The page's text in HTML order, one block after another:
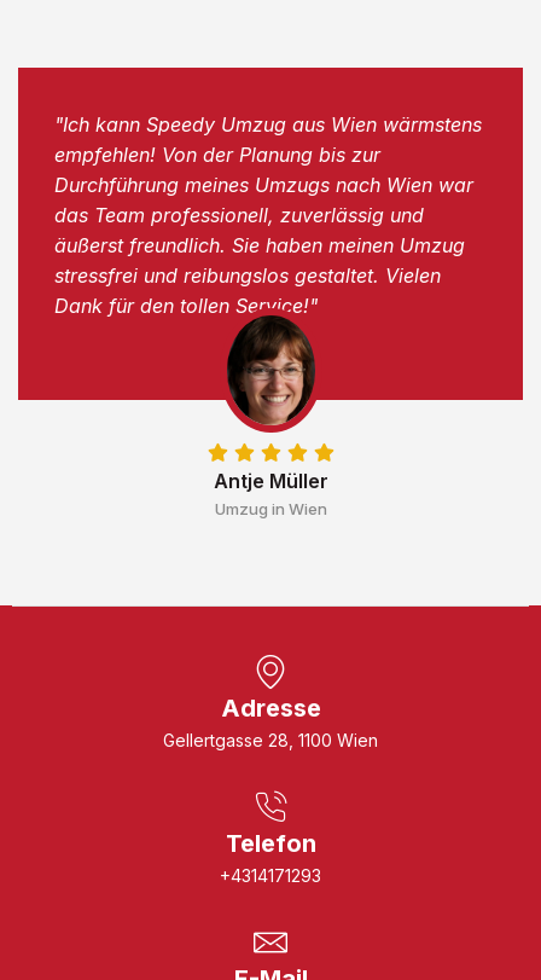
Antje Müller
Umzug in Wien
"Ich kann Speedy Umzug aus Wien wärmstens
empfehlen! Von der Planung bis zur
Durchführung meines Umzugs nach Wien war
das Team professionell, zuverlässig und
äußerst freundlich. Sie haben meinen Umzug
stressfrei und reibungslos gestaltet. Vielen
Dank für den tollen Service!"
Adresse
Gellertgasse 28, 1100 Wien
Telefon
+4314171293